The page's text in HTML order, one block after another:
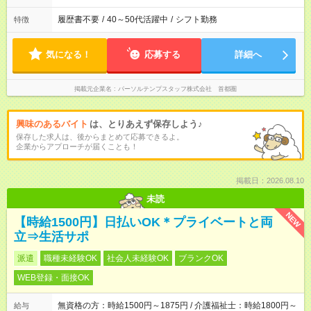
特徴 履歴書不要 / 40～50代活躍中 / シフト勤務
気になる！ 応募する 詳細へ
掲載元企業名 パーソルテンプスタッフ株式会社 首都圏
興味のあるバイト は、とりあえず保存しよう♪
保存した求人は、後からまとめて応募できるよ。
企業からアプローチが届くことも！
掲載日：2026.08.10
未読
NEW
【時給1500円】日払いOK＊プライベートと両
立⇒生活サポ
派遣 職種未経験OK 社会人未経験OK
ブランクOK
WEB登録・面接OK
給与
無資格の方：時給1500円～1875円 / 介護福祉士：時給1800円～